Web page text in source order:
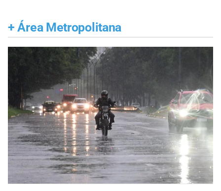
+ Área Metropolitana